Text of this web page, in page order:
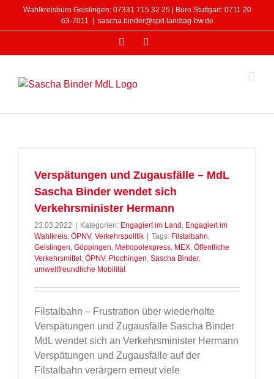
Wahlkreisbüro Geislingen: 07331 715 32 25 | Büro Stuttgart: 0711 20
63-7011
sascha.binder@spd.landtag-bw.de
Facebook
Verspätungen und Zugausfälle – MdL
Sascha Binder wendet sich
Verkehrsminister Hermann
23.03.2022 Kategorien: Engagiert im Land , Engagiert im
Wahlkreis, ÖPNV, Verkehrspolitik Tags: Filstalbahn,
Geislingen, Göppingen, Metropolexpress, MEX, Öffentliche
Verkehrsmittel , ÖPNV, Plochingen, Sascha Binder,
umweltfreundliche Mobilität
Filstalbahn – Frustration über wiederholte
Verspätungen und Zugausfälle Sascha Binder
MdL wendet sich an Verkehrsminister Hermann
Verspätungen und Zugausfälle auf der
Filstalbahn verärgern erneut viele